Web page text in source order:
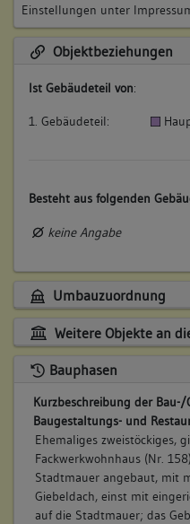
Einstellungen unter
Objektbeziehungen
Ist Gebäudeteil von:
1. Gebäudeteil:
Besteht aus folgenden
keine Angabe
Umbauzuordnung
Weitere Objekte an
Bauphasen
Kurzbeschreibung der
Baugestaltungs- und
Ehemaliges zweistöckiges,
Fackwerkwohnhaus (Nr.
Stadtmauer angebaut, mit
Giebeldach, einst mit
auf die Stadtmauer; das